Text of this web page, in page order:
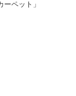
ペット」